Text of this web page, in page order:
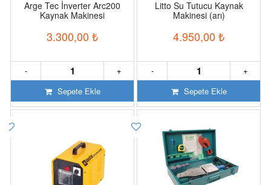
Arge Tec İnverter Arc200
Kaynak Makinesi
3.300,00 ₺
+
-
Sepete Ekle
Litto Su Tutucu Kaynak
Makinesi (arı)
4.950,00 ₺
+
-
Sepete Ekle